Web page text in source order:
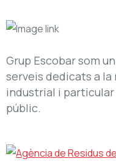
Grup Escobar som
serveis dedicats a
industrial i
públic.